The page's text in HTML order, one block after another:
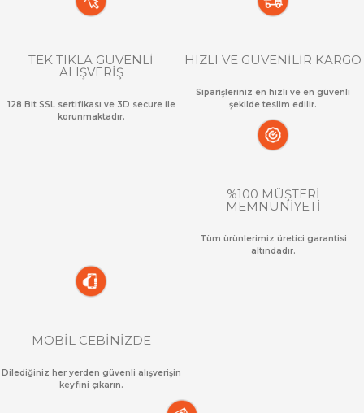
TEK TIKLA GÜVENLİ
ALIŞVERİŞ
128 Bit SSL sertifikası ve 3D secure ile
korunmaktadır.
HIZLI VE GÜVENİLİR KARGO
Siparişleriniz en hızlı ve en güvenli
şekilde teslim edilir.
%100 MÜŞTERİ
MEMNUNİYETİ
Tüm ürünlerimiz üretici garantisi
altındadır.
MOBİL CEBİNİZDE
Dilediğiniz her yerden güvenli alışverişin
keyfini çıkarın.